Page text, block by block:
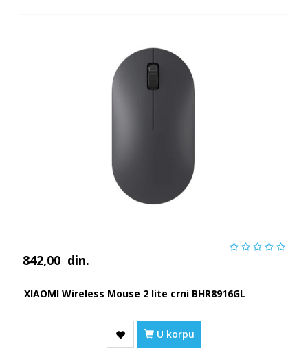
842,00 din.
XIAOMI Wireless Mouse 2 lite crni BHR8916GL
U korpu